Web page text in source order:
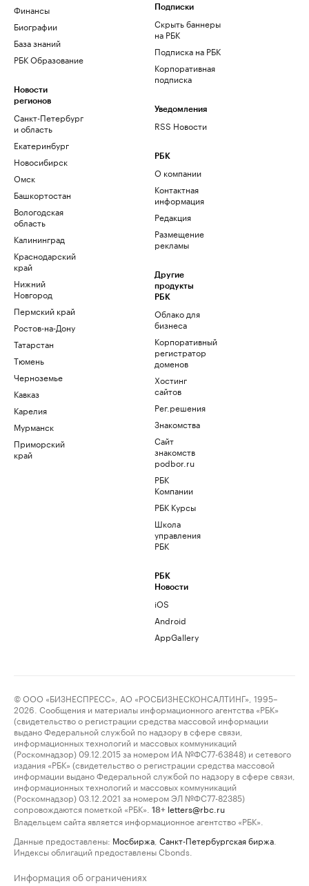
Финансы
Биографии
База знаний
РБК Образование
Новости
регионов
Санкт-Петербург
и область
Екатеринбург
Новосибирск
Омск
Башкортостан
Вологодская
область
Калининград
Краснодарский
край
Нижний
Новгород
Пермский край
Ростов-на-Дону
Татарстан
Тюмень
Черноземье
Кавказ
Карелия
Мурманск
Приморский
край
Подписки
Скрыть баннеры
на РБК
Подписка на РБК
Корпоративная
подписка
Уведомления
RSS Новости
РБК
О компании
Контактная
информация
Редакция
Размещение
рекламы
Другие
продукты
РБК
Облако для
бизнеса
Корпоративный
регистратор
доменов
Хостинг
сайтов
Рег.решения
Знакомства
Сайт
знакомств
podbor.ru
РБК
Компании
РБК Курсы
Школа
управления
РБК
РБК
Новости
iOS
Android
AppGallery
© ООО «БИЗНЕСПРЕСС», АО «РОСБИЗНЕСКОНСАЛТИНГ», 1995–
2026. Сообщения и материалы информационного агентства «РБК»
(свидетельство о регистрации средства массовой информации
выдано Федеральной службой по надзору в сфере связи,
информационных технологий и массовых коммуникаций
(Роскомнадзор) 09.12.2015 за номером ИА №ФС77-63848) и сетевого
издания «РБК» (свидетельство о регистрации средства массовой
информации выдано Федеральной службой по надзору в сфере связи,
информационных технологий и массовых коммуникаций
(Роскомнадзор) 03.12.2021 за номером ЭЛ №ФС77-82385)
сопровождаются пометкой «РБК».
18+ letters@rbc.ru
Владельцем сайта является информационное агентство «РБК».
Данные предоставлены: Мосбиржа Санкт-Петербургская биржа
Индексы облигаций предоставлены Cbonds.
Информация об ограничениях